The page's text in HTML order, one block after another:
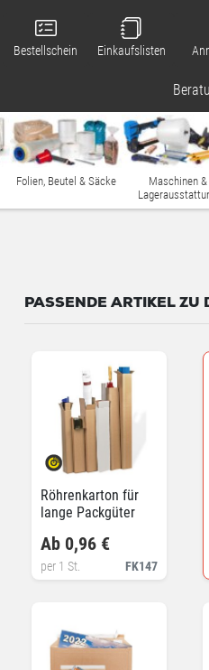
Bestellschein Einkaufslisten
Folien, Beutel & Säcke
Maschinen &
PASSENDE ARTIKEL ZU
Röhrenkarton für
lange Packgüter
FK147
Ab 0,96 €
per 1 St.